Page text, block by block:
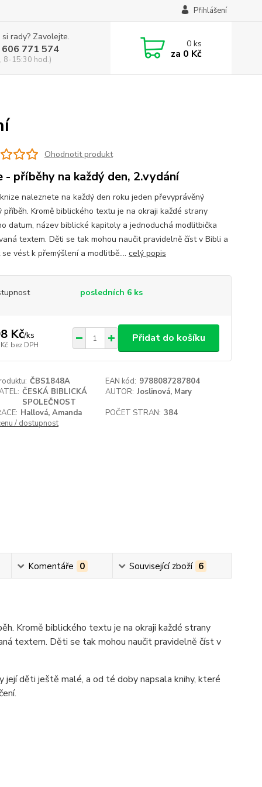
Přihlášení
rady? Zavolejte.
771 574
8-15:30 hod.)
0ks
za 0 Kč
Ohodnotit produkt
- příběhy na každý den, 2.vydání
naleznete na každý den roku jeden převyprávěný
příběh. Kromě biblického textu je na okraji každé strany
datum, název biblické kapitoly a jednoduchá modlitbička
textem. Děti se tak mohou naučit pravidelně číst v Bibli a
vést k přemýšlení a modlitbě.... celý popis
posledních 6 ks
Kč/ks
bez DPH
Přidat do košíku
ČBS1848A EAN kód: 9788087287804
ČESKÁ BIBLICKÁ
SPOLEČNOST
AUTOR: Joslinová, Mary
Hallová, Amanda POČET STRAN: 384
/ dostupnost
Komentáře 0 Související zboží 6
Kromě biblického textu je na okraji každé strany
textem. Děti se tak mohou naučit pravidelně číst v
děti ještě malé, a od té doby napsala knihy, které